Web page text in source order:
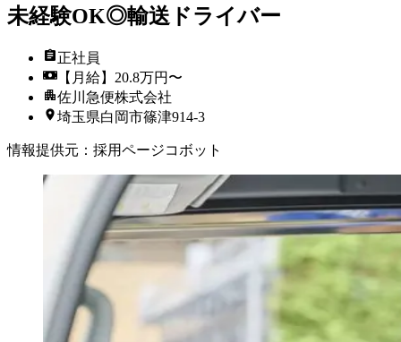
未経験OK◎輸送ドライバー
正社員
【月給】20.8万円〜
佐川急便株式会社
埼玉県白岡市篠津914-3
情報提供元 ： 採用ページコボット